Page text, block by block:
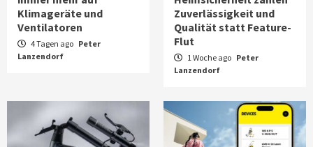
Klimageräte und
Ventilatoren
4 Tagen ago Peter
Lanzendorf
Zuverlässigkeit und
Qualität statt Feature-
Flut
1 Woche ago Peter
Lanzendorf